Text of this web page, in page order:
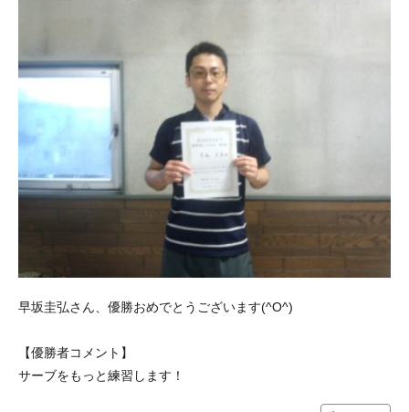
早坂圭弘さん、優勝おめでとうございます(^O^)
【優勝者コメント】
サーブをもっと練習します！